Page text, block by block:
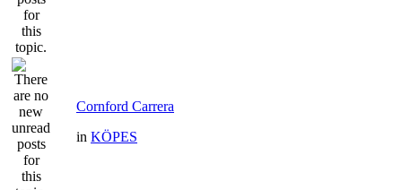
Cornford Carrera
in KÖPES